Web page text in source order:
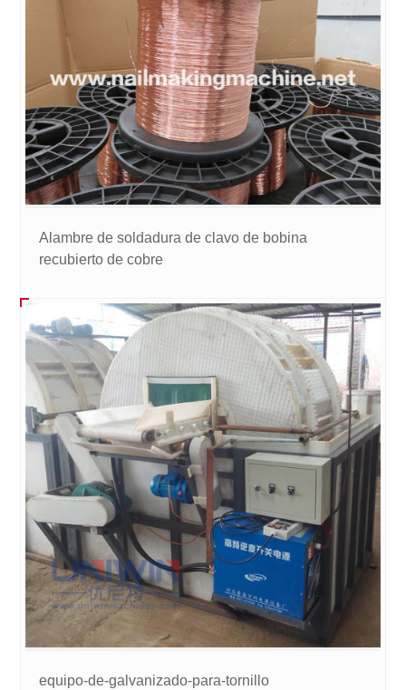
Alambre de soldadura de clavo de bobina
recubierto de cobre
equipo-de-galvanizado-para-tornillo